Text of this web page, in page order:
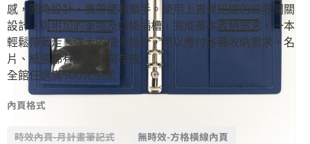
感，圓角設計，攜帶便利順手。使用上直覺迅速的磁吸開關
設計，與附加的筆插及口袋插槽，完成基本收納需求，一本
輕鬆帶著走。強大的插卡設計，可以應付各種收納需求，名
片、紙張都有適當空間存放。
全館任選滿500元免運
內頁格式
時效內頁-月計畫筆記式 無時效-方格橫線內頁